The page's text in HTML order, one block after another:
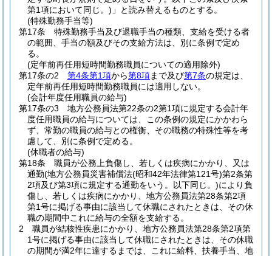
第1項において同じ。) 」と読み替えるものとする。
(特殊勤務手当等)
第17条
特殊勤務手当及び退職手当の種類、支給を受ける者
の範囲、手当の額及びその支給方法は、別に条例で定め
る。
(定年前再任用短時間勤務職員についての適用除外)
第17条の2
第4条第1項から第8項まで及び第7条の規定は、
定年前再任用短時間勤務職員には適用しない。
(会計年度任用職員の給与)
第17条の3
地方公務員法第22条の2第1項に規定する会計年
度任用職員の給与については、この条例の規定にかかわら
ず、常勤の職員の給与との権衡、その職務の特殊性等を考
慮して、別に条例で定める。
(休職者の給与)
第18条
職員が公務上負傷し、若しくは疾病にかかり、又は
通勤(地方公務員災害補償法(昭和42年法律第121号)第2条第
2項及び第3項に規定する通勤をいう。以下同じ。)により負
傷し、若しくは疾病にかかり、地方公務員法第28条第2項
第1号に掲げる事由に該当して休職にされたときは、その休
職の期間中これに給与の全額を支給する。
2
職員が結核性疾患にかかり、地方公務員法第28条第2項第
1号に掲げる事由に該当して休職にされたときは、その休職
の期間が満2年に達するまでは、これに給料、扶養手当、地